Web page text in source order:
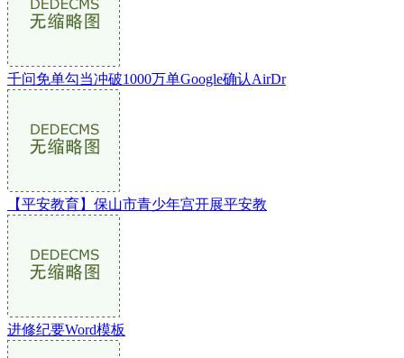
千问免单勾当冲破1000万单Google确认AirDr
【平安教育】保山市青少年宫开展平安教
进修纪要Word模板